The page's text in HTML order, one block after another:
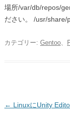
場所/var/db/repos/
ださい。 /usr/share/
カテゴリー: Gentoo、
投
← LinuxにUnity